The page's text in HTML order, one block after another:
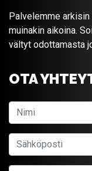
Palvelemme
muinakin aikoina.
vältyt odottamasta
OTA